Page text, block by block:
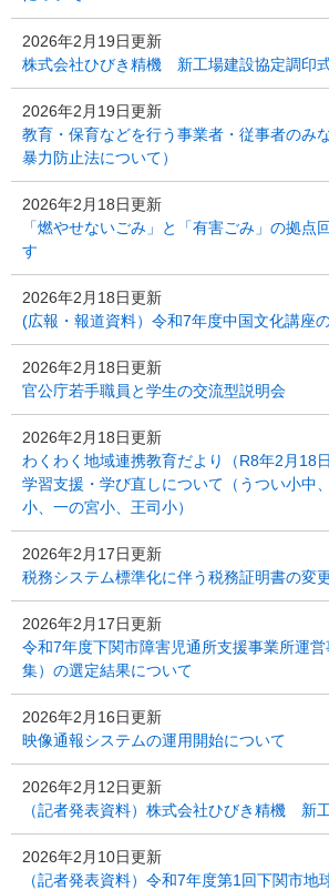
2026年2月19日更新
株式会社ひびき精機 新工場建設協定調印
2026年2月19日更新
教育・保育などを行う事業者・従事者のみ
暴力防止法について）
2026年2月18日更新
「燃やせないごみ」と「有害ごみ」の拠点
す
2026年2月18日更新
(広報・報道資料）令和7年度中国文化講座
2026年2月18日更新
官公庁若手職員と学生の交流型説明会
2026年2月18日更新
わくわく地域連携教育だより（R8年2月18
学習支援・学び直しについて（うつい小中
小、一の宮小、王司小）
2026年2月17日更新
税務システム標準化に伴う税務証明書の変
2026年2月17日更新
令和7年度下関市障害児通所支援事業所運
集）の選定結果について
2026年2月16日更新
映像通報システムの運用開始について
2026年2月12日更新
（記者発表資料）株式会社ひびき精機 新
2026年2月10日更新
（記者発表資料）令和7年度第1回下関市地